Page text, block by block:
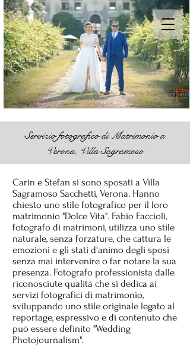
Servizio fotografico di Matrimonio a
Verona, Villa Sagramoso
Carin e Stefan si sono sposati a Villa
Sagramoso Sacchetti, Verona. Hanno
chiesto uno stile fotografico per il loro
matrimonio "Dolce Vita". Fabio Faccioli,
fotografo di matrimoni, utilizza uno stile
naturale, senza forzature, che cattura le
emozioni e gli stati d'animo degli sposi
senza mai intervenire o far notare la sua
presenza. Fotografo professionista dalle
riconosciute qualità che si dedica ai
servizi fotografici di matrimonio,
sviluppando uno stile originale legato al
reportage, espressivo e di contenuto che
può essere definito "Wedding
Photojournalism".